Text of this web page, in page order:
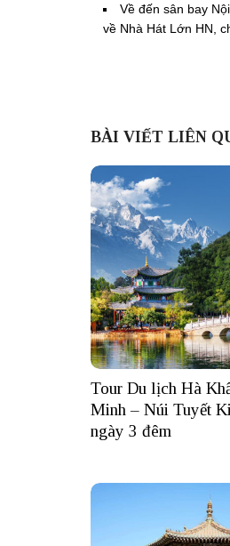
Về đến sân bay
về Nhà Hát Lớn HN,
BÀI VIẾT LIÊN
Tour Du lịch Hà
Minh – Núi Tuyết
ngày 3 đêm